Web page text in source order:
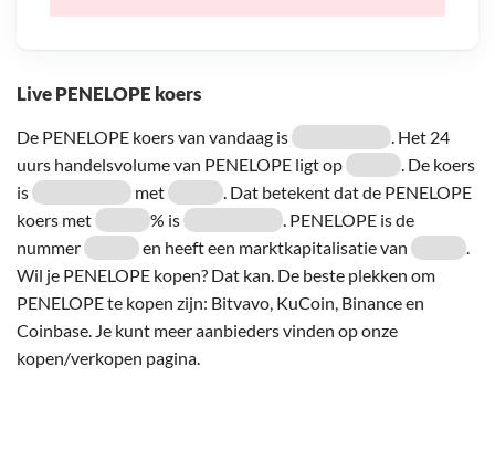
Live PENELOPE koers
De PENELOPE koers van vandaag is
. Het 24
uurs handelsvolume van PENELOPE ligt op
. De koers
is
met
. Dat betekent dat de PENELOPE
koers met
% is
. PENELOPE is de
nummer
en heeft een marktkapitalisatie van
.
Wil je PENELOPE kopen? Dat kan. De beste plekken om
PENELOPE te kopen zijn: Bitvavo, KuCoin, Binance en
Coinbase. Je kunt meer aanbieders vinden op onze
kopen/verkopen pagina.